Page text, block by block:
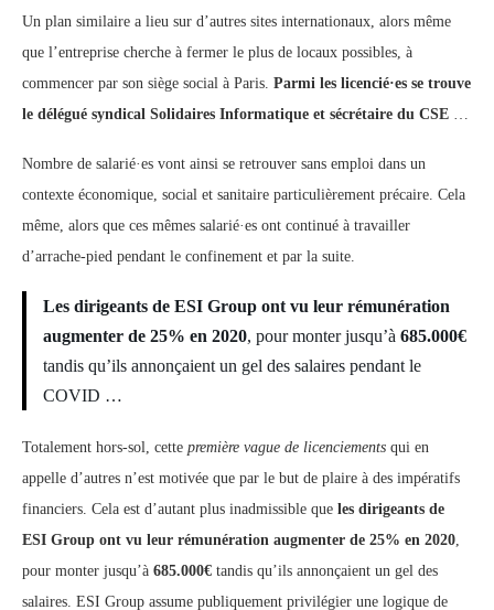
Un plan similaire a lieu sur d’autres sites internationaux, alors même
que l’entreprise cherche à fermer le plus de locaux possibles, à
commencer par son siège social à Paris. Parmi les licencié·es se trouve
le délégué syndical Solidaires Informatique et sécrétaire du CSE
Nombre de salarié·es vont ainsi se retrouver sans emploi dans un
contexte économique, social et sanitaire particulièrement précaire. Cela
même, alors que ces mêmes salarié·es ont continué à travailler
d’arrache-pied pendant le confinement et par la suite.
Les dirigeants de ESI Group ont vu leur rémunération
augmenter de 25% en 2020, pour monter jusqu’à 685.000€
tandis qu’ils annonçaient un gel des salaires pendant le
COVID …
Totalement hors-sol, cette première vague de licenciements qui en
appelle d’autres n’est motivée que par le but de plaire à des impératifs
financiers. Cela est d’autant plus inadmissible que les dirigeants de
ESI Group ont vu leur rémunération augmenter de 25% en 2020
pour monter jusqu’à 685.000€ tandis qu’ils annonçaient un gel des
salaires. ESI Group assume publiquement privilégier une logique de